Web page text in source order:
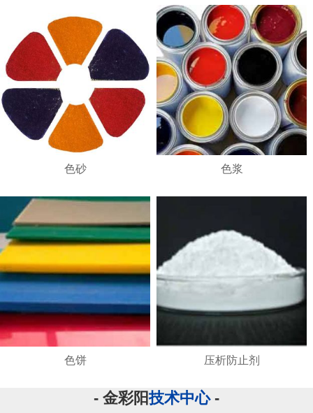
色砂 色浆
色饼 压析防止剂
- 金彩阳技术中心-